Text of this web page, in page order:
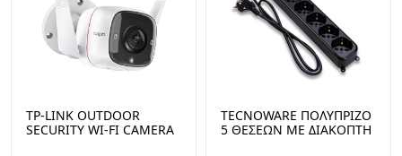
TP-LINK OUTDOOR
SECURITY WI-FI CAMERA
TECNOWARE ΠΟΛΎΠΡΙΖΟ
5 ΘΈΣΕΩΝ ΜΕ ΔΙΑΚΌΠΤΗ